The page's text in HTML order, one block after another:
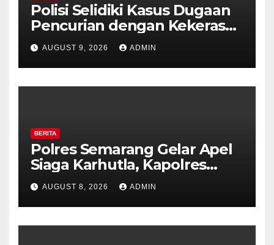
Polisi Selidiki Kasus Dugaan
Pencurian dengan Kekerasan
di Counter HP Royal Phone
Ambarawa.
AUGUST 9, 2026 ADMIN
BERITA
Polres Semarang Gelar Apel
Siaga Karhutla, Kapolres
Tekankan Sinergi dan
Kesiapsiagaan Hadapi Musim
Kemarau.
AUGUST 8, 2026 ADMIN